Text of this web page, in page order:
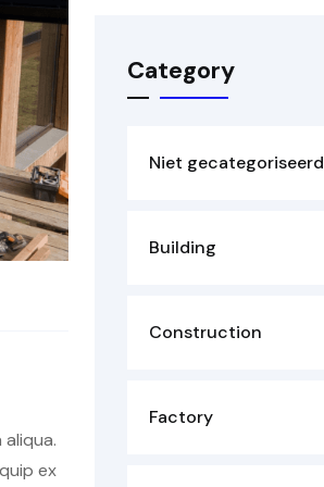
ex
Category
Niet gecategoriseerd
Building
Construction
Factory